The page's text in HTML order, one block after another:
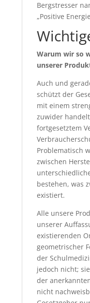
Bergstresser
„Positive
Warum wir so
unserer
Auch und
schützt der
mit einem
zuwider
fortgesetztem
Problematisch
zwischen
bestehen, was
existiert.
Alle unsere
unserer
existierenden
geometrischer
der
jedoch nicht;
der
nicht